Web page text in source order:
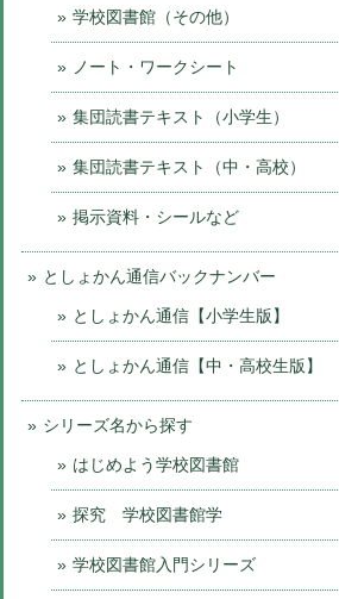
学校図書館（その他）
ノート・ワークシート
集団読書テキスト（小学生）
集団読書テキスト（中・高校）
掲示資料・シールなど
としょかん通信バックナンバー
としょかん通信【小学生版】
としょかん通信【中・高校生版】
シリーズ名から探す
はじめよう学校図書館
探究 学校図書館学
学校図書館入門シリーズ